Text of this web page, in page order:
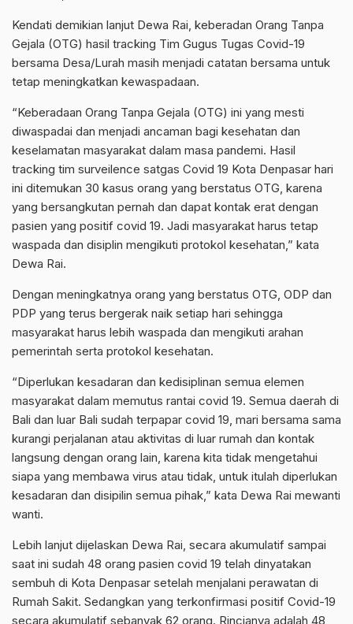
Kendati demikian lanjut Dewa Rai, keberadan Orang Tanpa
Gejala (OTG) hasil tracking Tim Gugus Tugas Covid-19
bersama Desa/Lurah masih menjadi catatan bersama untuk
tetap meningkatkan kewaspadaan.
“Keberadaan Orang Tanpa Gejala (OTG) ini yang mesti
diwaspadai dan menjadi ancaman bagi kesehatan dan
keselamatan masyarakat dalam masa pandemi. Hasil
tracking tim surveilence satgas Covid 19 Kota Denpasar hari
ini ditemukan 30 kasus orang yang berstatus OTG, karena
yang bersangkutan pernah dan dapat kontak erat dengan
pasien yang positif covid 19. Jadi masyarakat harus tetap
waspada dan disiplin mengikuti protokol kesehatan,” kata
Dewa Rai.
Dengan meningkatnya orang yang berstatus OTG, ODP dan
PDP yang terus bergerak naik setiap hari sehingga
masyarakat harus lebih waspada dan mengikuti arahan
pemerintah serta protokol kesehatan.
“Diperlukan kesadaran dan kedisiplinan semua elemen
masyarakat dalam memutus rantai covid 19. Semua daerah di
Bali dan luar Bali sudah terpapar covid 19, mari bersama sama
kurangi perjalanan atau aktivitas di luar rumah dan kontak
langsung dengan orang lain, karena kita tidak mengetahui
siapa yang membawa virus atau tidak, untuk itulah diperlukan
kesadaran dan disipilin semua pihak,” kata Dewa Rai mewanti
wanti.
Lebih lanjut dijelaskan Dewa Rai, secara akumulatif sampai
saat ini sudah 48 orang pasien covid 19 telah dinyatakan
sembuh di Kota Denpasar setelah menjalani perawatan di
Rumah Sakit. Sedangkan yang terkonfirmasi positif Covid-19
secara akumulatif sebanyak 62 orang. Rincianya adalah 48